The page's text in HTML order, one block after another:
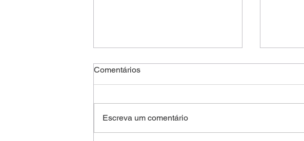
Funny Girl - Cornet Man
Comentários
Escreva um comentário